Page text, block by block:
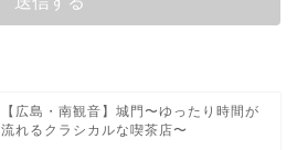
【広島・南観音】城門〜ゆったり時間が
流れるクラシカルな喫茶店〜